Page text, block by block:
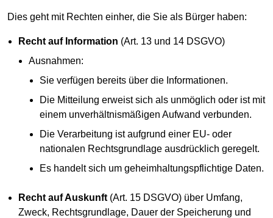
Dies geht mit Rechten einher, die Sie als Bürger haben:
Recht auf Information (Art. 13 und 14 DSGVO)
Ausnahmen:
Sie verfügen bereits über die Informationen.
Die Mitteilung erweist sich als unmöglich oder ist mit
einem unverhältnismäßigen Aufwand verbunden.
Die Verarbeitung ist aufgrund einer EU- oder
nationalen Rechtsgrundlage ausdrücklich geregelt.
Es handelt sich um geheimhaltungspflichtige Daten.
Recht auf Auskunft(Art. 15 DSGVO) über Umfang,
Zweck, Rechtsgrundlage, Dauer der Speicherung und